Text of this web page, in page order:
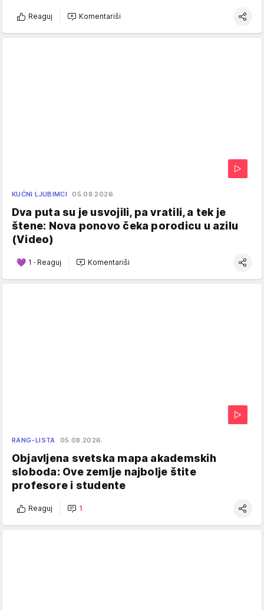
Reaguj Komentariši
KUĆNI LJUBIMCI 05.08.2026.
Dva puta su je usvojili, pa vratili, a tek je
štene: Nova ponovo čeka porodicu u azilu
(Video)
1 · Reaguj Komentariši
RANG-LISTA 05.08.2026.
Objavljena svetska mapa akademskih
sloboda: Ove zemlje najbolje štite
profesore i studente
Reaguj 1